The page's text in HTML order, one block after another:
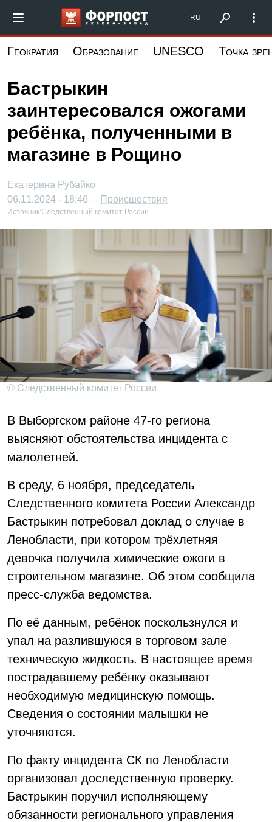
основному
Форпост Северо-Запад
RU
Геократия Образование UNESCO Точка
Бастрыкин
заинтересовался ожогами
ребёнка, полученными в
магазине в Рощино
Екатерина Рубайко
06.11.2024 - 18:46 —Происшествия
Источник:Следственный комитет России
© Следственный комитет России
В Выборгском районе 47-го региона
выясняют обстоятельства инцидента с
малолетней.
В среду, 6 ноября, председатель
Следственного комитета России Александр
Бастрыкин потребовал доклад о случае в
Ленобласти, при котором трёхлетняя
девочка получила химические ожоги в
строительном магазине. Об этом сообщила
пресс-служба ведомства.
По её данным, ребёнок поскользнулся и
упал на разлившуюся в торговом зале
техническую жидкость. В настоящее время
пострадавшему ребёнку оказывают
необходимую медицинскую помощь.
Сведения о состоянии малышки не
уточняются.
По факту инцидента СК по Ленобласти
организовал доследственную проверку.
Бастрыкин поручил исполняющему
обязанности регионального управления